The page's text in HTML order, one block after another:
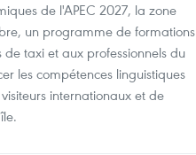
de l'APEC 2027, la zone
un programme de formations
taxi et aux professionnels du
les compétences linguistiques
internationaux et de